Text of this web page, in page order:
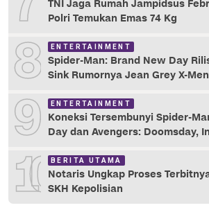
TNI Jaga Rumah Jampidsus
Polri Temukan Emas 74 Kg
8 ENTERTAINMENT
Spider-Man: Brand New Day
Sink Rumornya Jean Grey X-Men
9 ENTERTAINMENT
Koneksi Tersembunyi Spider-
Day dan Avengers: Doomsday,
10 BERITA UTAMA
Notaris Ungkap Proses
SKH Kepolisian